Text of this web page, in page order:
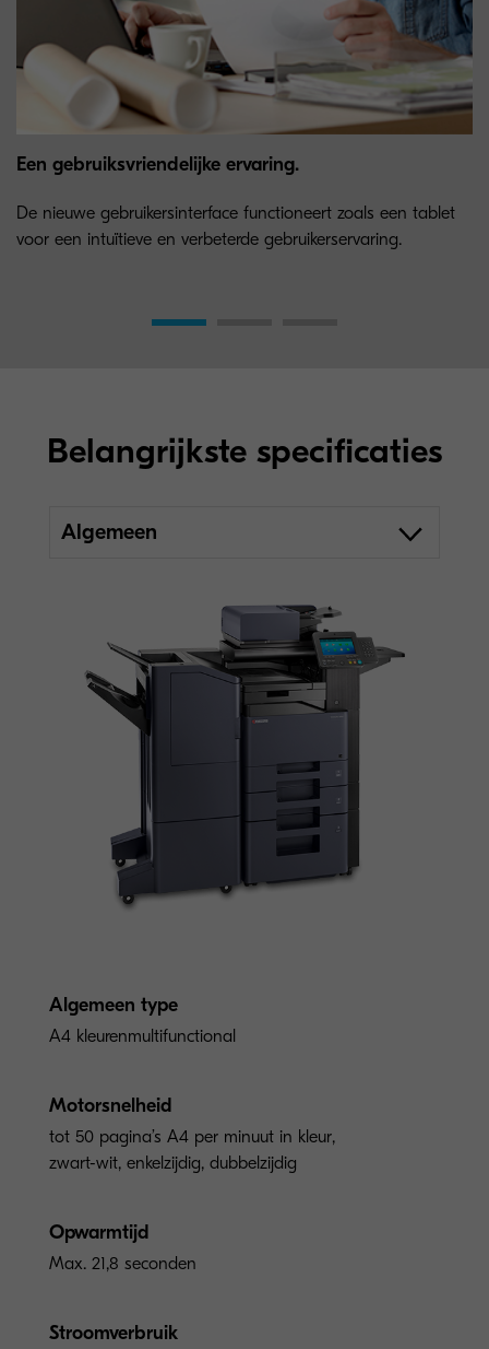
Een gebruiksvriendelijke ervaring.
De nieuwe gebruikersinterface functioneert zoals een tablet
voor een intuïtieve en verbeterde gebruikerservaring.
Belangrijkste specificaties
Algemeen
Algemeen type
A4 kleurenmultifunctional
Motorsnelheid
tot 50 pagina’s A4 per minuut in kleur,
zwart-wit, enkelzijdig, dubbelzijdig
Opwarmtijd
Max. 21,8 seconden
Stroomverbruik